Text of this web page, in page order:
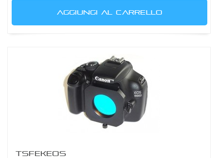
AGGIUNGI AL CARRELLO
TSFEKEOS